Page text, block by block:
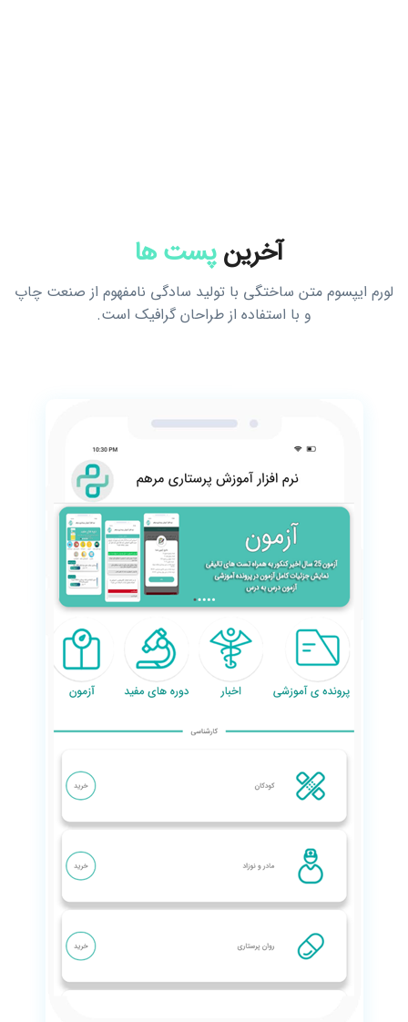
آخرین پست ها
لورم ایپسوم متن ساختگی با تولید سادگی نامفهوم از صنعت چاپ
و با استفاده از طراحان گرافیک است.